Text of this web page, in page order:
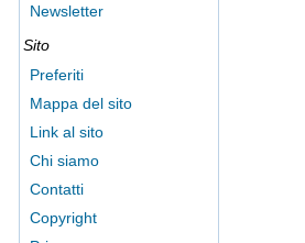
Newsletter
Sito
Preferiti
Mappa del sito
Link al sito
Chi siamo
Contatti
Copyright